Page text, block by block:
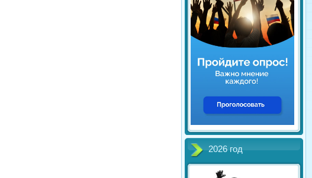
2026 год